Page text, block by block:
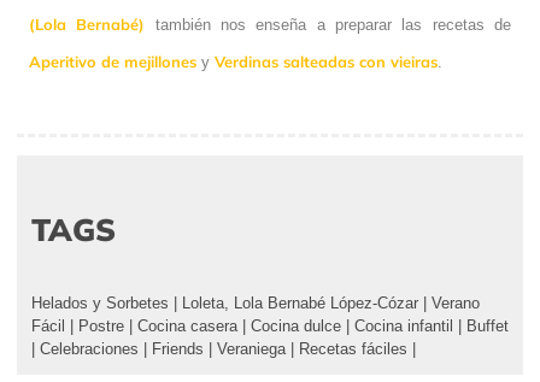
(Lola Bernabé) también nos enseña a preparar las recetas de
Aperitivo de mejillones y Verdinas salteadas con vieiras.
TAGS
Helados y Sorbetes Loleta, Lola Bernabé López-Cózar
Verano
Fácil
Postre Cocina casera| Cocina dulce Cocina infantil
Buffet
Celebraciones Friends Veraniega| Recetas fáciles